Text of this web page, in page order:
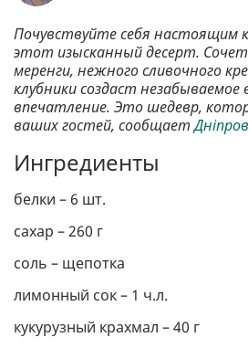
Почувствуйте себя настоящим
этот изысканный десерт.
меренги, нежного сливочного
клубники создаст незабываемое
впечатление. Это шедевр,
ваших гостей, сообщает
Ингредиенты
белки – 6 шт.
сахар – 260 г
соль – щепотка
лимонный сок – 1 ч.л.
кукурузный крахмал – 40 г